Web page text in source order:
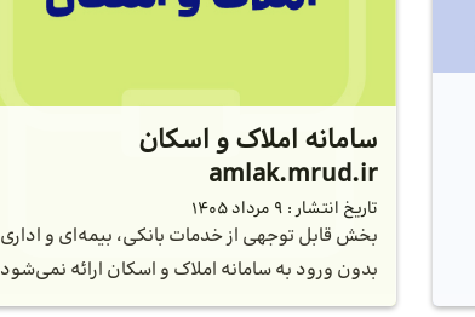
سامانه املاک و اسکان
amlak.mrud.ir
تاریخ انتشار : 9 مرداد 1405
بخش قابل توجهی از خدمات بانکی، بیمه‌ای و اداری
بدون ورود به سامانه املاک و اسکان ارائه نمی‌شود